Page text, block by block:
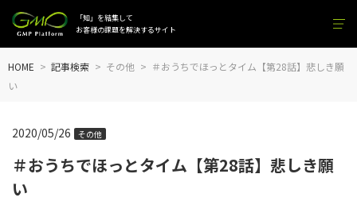
「知」を結集して
お客様の課題を解決するサイト
HOME 記事検索 その他
＃おうちでほっとタイム【第28話】悲しき願
い
＃おうちでほっとタイム【第28話】悲しき願
い
2020/05/26 その他